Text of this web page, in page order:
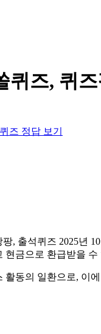
퀴즈, 퀴
즈 정답 보기
, 출석퀴즈 2025년
현금으로 환급받을
활동의 일환으로, 이